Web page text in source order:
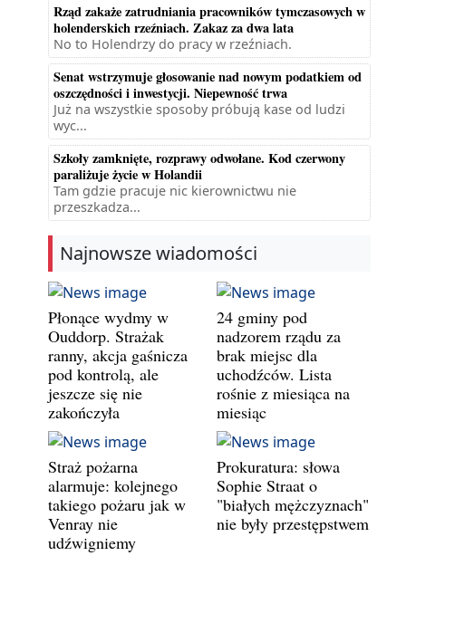
Rząd zakaże zatrudniania pracowników tymczasowych w
holenderskich rzeźniach. Zakaz za dwa lata
No to Holendrzy do pracy w rzeźniach.
Senat wstrzymuje głosowanie nad nowym podatkiem od
oszczędności i inwestycji. Niepewność trwa
Już na wszystkie sposoby próbują kase od ludzi
wyc...
Szkoły zamknięte, rozprawy odwołane. Kod czerwony
paraliżuje życie w Holandii
Tam gdzie pracuje nic kierownictwu nie
przeszkadza...
Najnowsze wiadomości
Płonące wydmy w
Ouddorp. Strażak
ranny, akcja gaśnicza
pod kontrolą, ale
jeszcze się nie
zakończyła
24 gminy pod
nadzorem rządu za
brak miejsc dla
uchodźców. Lista
rośnie z miesiąca na
miesiąc
Straż pożarna
alarmuje: kolejnego
takiego pożaru jak w
Venray nie
udźwigniemy
Prokuratura: słowa
Sophie Straat o
"białych mężczyznach"
nie były przestępstwem